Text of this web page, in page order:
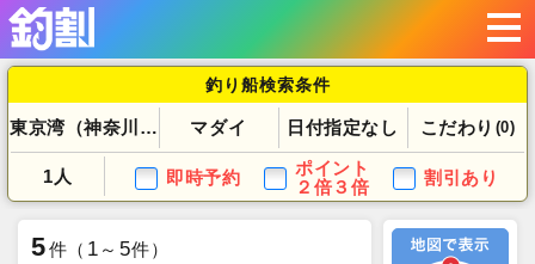
釣り船検索条件
東京湾（神奈川県） マダイ 日付指定なし こだわり (0)
1人 即時予約
ポイント
２倍３倍
割引あり
5件 （ 1 ～ 5件）